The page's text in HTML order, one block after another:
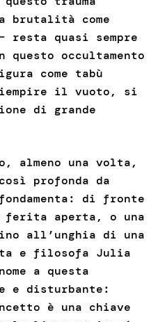
brutalità come
quasi sempre
occultamento
come tabù
il vuoto, si
di grande
almeno una volta,
profonda da
di fronte
ferita aperta, o una
all’unghia di una
e filosofa Julia
a questa
e disturbante:
è una chiave